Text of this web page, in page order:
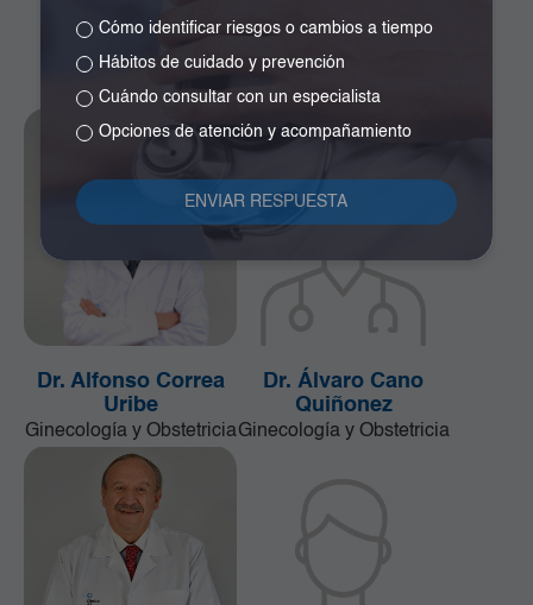
Cirugía de la Mama y
Tumores de Tejidos
Blandos
Especialista en
Neurocirugía
Dr. Alfonso Correa
Uribe
Ginecología y Obstetricia
Dr. Álvaro Cano
Quiñonez
Ginecología y Obstetricia
Cómo identificar riesgos o cambios a tiempo
Hábitos de cuidado y prevención
Cuándo consultar con un especialista
Opciones de atención y acompañamiento